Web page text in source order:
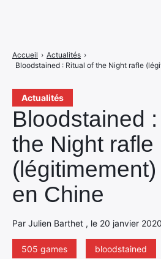
Actualités
Bloodstained
the Night rafle
en Chine
Par Julien Barthet , le 20 janvier
505 games bloodstained
Accueil › Actualités ›
Bloodstained : Ritual of the Night rafle